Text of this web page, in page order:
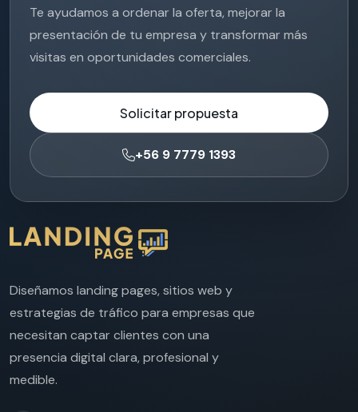
Te ayudamos a ordenar la oferta, mejorar la
presentación de tu empresa y transformar más
visitas en oportunidades comerciales.
Solicitar propuesta
+56 9 7779 1393
Diseñamos landing pages, sitios web y
estrategias de tráfico para empresas que
necesitan captar clientes con una
presencia digital clara, profesional y
medible.